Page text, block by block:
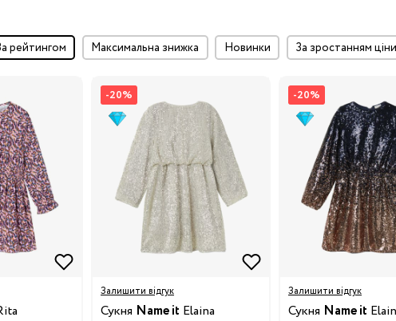
за рейтингом максимальна знижка Новинки за зростанням ціни
-20%
Залишити відгук
Сукня Name it Elaina
-20%
Залишити відгук
Сукня Name it